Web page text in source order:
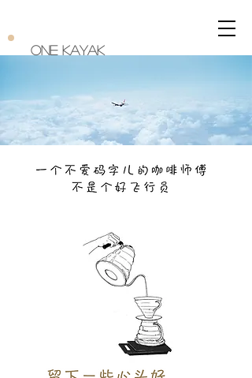
One Kayak